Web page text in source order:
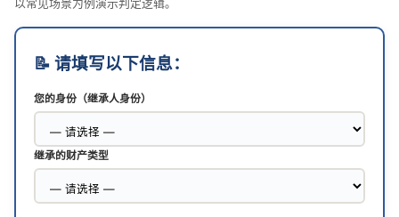
以常见场景为例演示判定逻辑。
📝 请填写以下信息：
您的身份（继承人身份）
继承的财产类型